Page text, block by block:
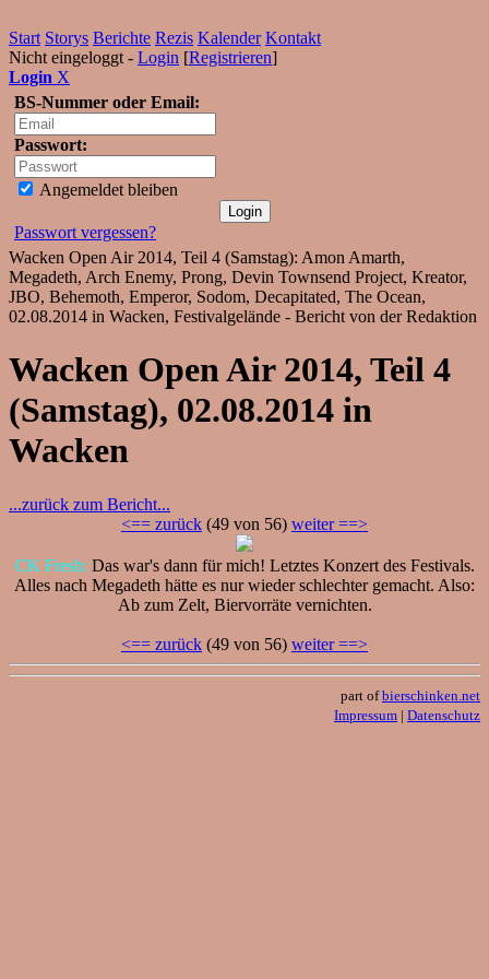
Start Storys Berichte Rezis Kalender Kontakt
Nicht eingeloggt - Login [Registrieren]
Login X
BS-Nummer oder Email:
Passwort:
Angemeldet bleiben
Passwort vergessen?
Wacken Open Air 2014, Teil 4 (Samstag): Amon Amarth,
Megadeth, Arch Enemy, Prong, Devin Townsend Project, Kreator,
JBO, Behemoth, Emperor, Sodom, Decapitated, The Ocean,
02.08.2014 in Wacken, Festivalgelände - Bericht von der Redaktion
Wacken Open Air 2014, Teil 4
(Samstag), 02.08.2014 in
Wacken
...zurück zum Bericht...
<== zurück (49 von 56) weiter ==>
CK Fresh: Das war's dann für mich! Letztes Konzert des Festivals.
Alles nach Megadeth hätte es nur wieder schlechter gemacht. Also:
Ab zum Zelt, Biervorräte vernichten.
<== zurück (49 von 56) weiter ==>
part ofbierschinken.net
Impressum | Datenschutz